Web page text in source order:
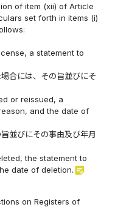
of item (xii) of Article
set forth in items (i)
a statement to
合には、その旨並びにそ
or reissued, a
and the date of
並びにその事由及び年月
the statement to
date of deletion.sticky_note_2
on Registers of